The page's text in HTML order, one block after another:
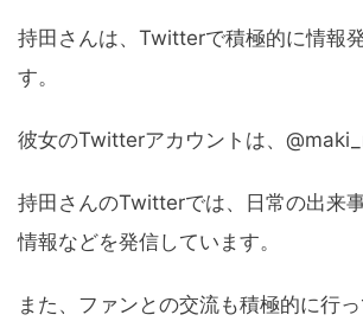
持田さんは、Twitterで積極的に情報
す。
彼女のTwitterアカウントは、
持田さんのTwitterでは、日常の出来
情報などを発信しています。
また、ファンとの交流も積極的に行っ